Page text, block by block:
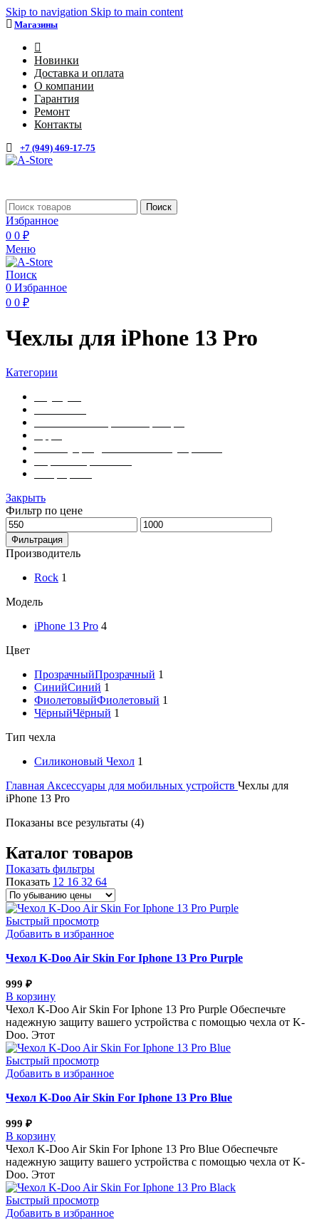
Skip to navigation Skip to main content
Магазины
Новинки
Доставка и оплата
О компании
Гарантия
Ремонт
Контакты
+7 (949) 469-17-75
Поиск
Избранное
0 0 ₽
Меню
Поиск
0 Избранное
0 0 ₽
Чехлы для iPhone 13 Pro
Категории
Закрыть
Фильтр по цене
Фильтрация
Производитель
Rock 1
Модель
iPhone 13 Pro 4
Цвет
ПрозрачныйПрозрачный 1
СинийСиний 1
ФиолетовыйФиолетовый 1
ЧёрныйЧёрный 1
Тип чехла
Силиконовый Чехол 1
Главная Аксессуары для мобильных устройств Чехлы для
iPhone 13 Pro
Показаны все результаты (4)
Каталог товаров
Показать фильтры
Показать 12 16 32 64
Быстрый просмотр
Добавить в избранное
Чехол K-Doo Air Skin For Iphone 13 Pro Purple
999 ₽
В корзину
Чехол K-Doo Air Skin For Iphone 13 Pro Purple Обеспечьте
надежную защиту вашего устройства с помощью чехла от K-
Doo. Этот
Быстрый просмотр
Добавить в избранное
Чехол K-Doo Air Skin For Iphone 13 Pro Blue
999 ₽
В корзину
Чехол K-Doo Air Skin For Iphone 13 Pro Blue Обеспечьте
надежную защиту вашего устройства с помощью чехла от K-
Doo. Этот
Быстрый просмотр
Добавить в избранное